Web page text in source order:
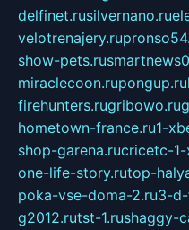
delfinet.rusilvernano.ru
velotrenajery.ru
show-pets.ru
miraclecoon.rupongup.ru
firehunters.rugribowo.ru
hometown-france.ru1-
shop-garena.rucricetc-
one-life-story.rutop-
poka-vse-doma-2.ru3-
g2012.rutst-1.rushaggy-